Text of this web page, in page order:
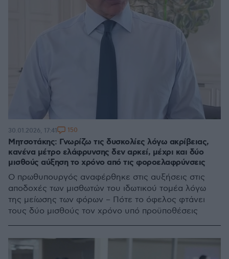
Μητσοτάκης: Γνωρίζω τις δυσκολίες λόγω ακρίβειας,
κανένα μέτρο ελάφρυνσης δεν αρκεί, μέχρι και δύο
μισθούς αύξηση το χρόνο από τις φοροελαφρύνσεις
Ο πρωθυπουργός αναφέρθηκε στις αυξήσεις στις
αποδοχές των μισθωτών του ιδωτικού τομέα λόγω
της μείωσης των φόρων – Πότε το όφελος φτάνει
τους δύο μισθούς τον χρόνο υπό προϋποθέσεις
30.01.2026, 17:41 150